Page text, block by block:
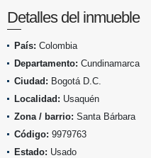
Detalles del inmueble
País: Colombia
Departamento: Cundinamarca
Ciudad: Bogotá D.C.
Localidad: Usaquén
Zona / barrio: Santa Bárbara
Código: 9979763
Estado: Usado